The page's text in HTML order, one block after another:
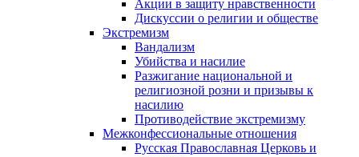
Акции в защиту нравственности
Дискуссии о религии и обществе
Экстремизм
Вандализм
Убийства и насилие
Разжигание национальной и
религиозной розни и призывы к
насилию
Противодействие экстремизму
Межконфессиональные отношения
Русская Православная Церковь и